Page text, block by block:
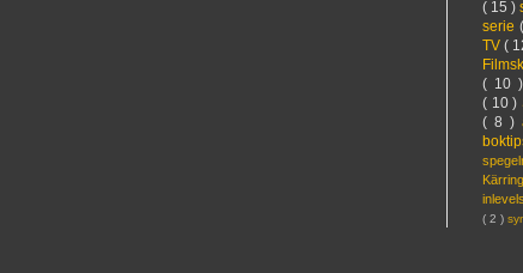
( 15 )
serie
TV(
( 10
( 10 )
( 8 )
( 2 )